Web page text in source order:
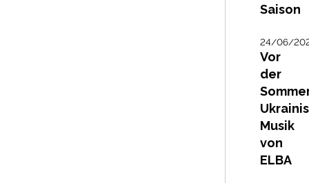
Saison
24/06/
Vor
der
Musik
von
ELBA